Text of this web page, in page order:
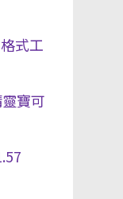
式工
寶可